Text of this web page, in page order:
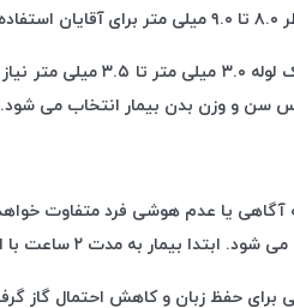
سن و وزن بدن بیمار انتخاب می شود.
آگاهی یا عدم هوشی فرد متفاوت
اکسیژن دار می شود تا به لوله گذار زمان بیشتری برای لوله گذاری بدهد.